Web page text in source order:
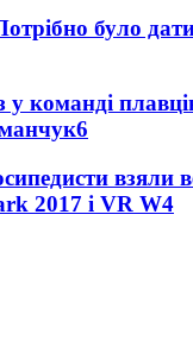
було
у команді
6
взяли
2017 і VR W4